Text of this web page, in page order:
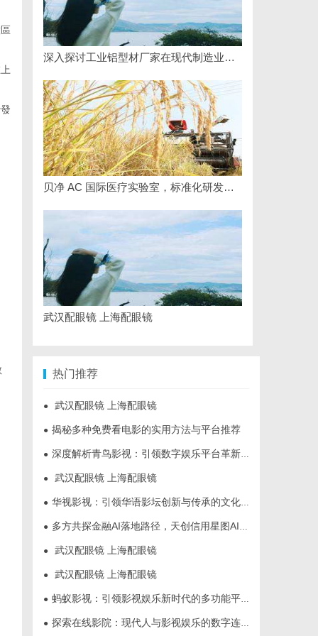
深入探讨工业铝型材厂家在现代制造业中的重要角色与发展趋势
贝净 AC 国际医疗实验室，标准化研发体系全解析
武汉配眼镜 上海配眼镜
热门推荐
● 武汉配眼镜 上海配眼镜
● 揭秘多种免费看电影的实用方法与平台推荐
● 深度解析青鸟影视：引领数字娱乐平台革新的先锋力量
● 武汉配眼镜 上海配眼镜
● 华视影视：引领华语影坛创新与传承的文化先锋
● 多方共探金融AI落地路径，天创信用星图AI助力产业金融智能升级
● 武汉配眼镜 上海配眼镜
● 武汉配眼镜 上海配眼镜
● 蚂蚁影视：引领影视娱乐新时代的多功能平台解析
● 探索在线影院：现代人与影视娱乐的数字连接之道